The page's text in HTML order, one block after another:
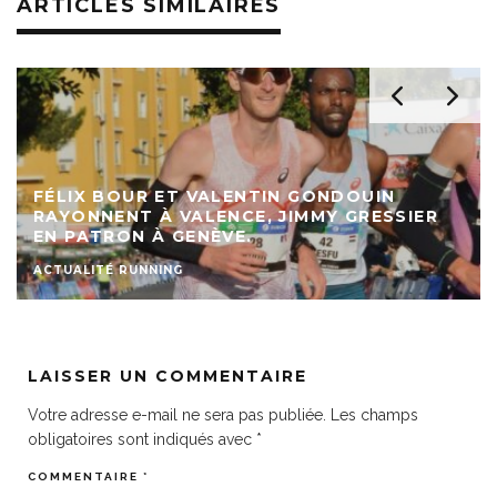
ARTICLES SIMILAIRES
FÉLIX BOUR ET VALENTIN GONDOUIN
RAYONNENT À VALENCE, JIMMY GRESSIER
EN PATRON À GENÈVE.
ACTUALITÉ RUNNING
LAISSER UN COMMENTAIRE
Votre adresse e-mail ne sera pas publiée.
Les champs
obligatoires sont indiqués avec *
COMMENTAIRE *